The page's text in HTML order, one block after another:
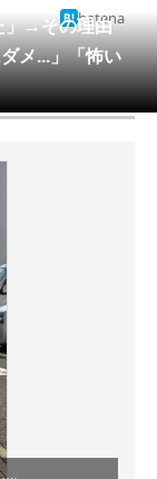
」→その理由
メ...」「怖い
hatena